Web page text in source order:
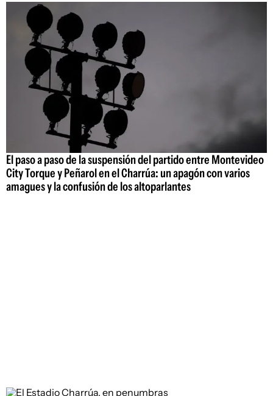
El paso a paso de la suspensión del partido entre Montevideo
City Torque y Peñarol en el Charrúa: un apagón con varios
amagues y la confusión de los altoparlantes